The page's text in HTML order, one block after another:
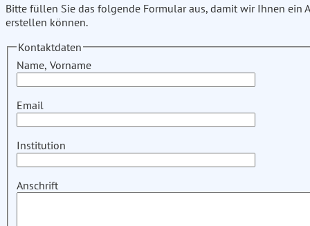
Bitte füllen Sie das folgende Formular aus, damit wir Ihnen ein
erstellen können.
Kontaktdaten
Name, Vorname
Email
Institution
Anschrift